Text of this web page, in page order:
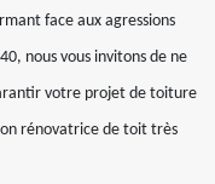
face aux agressions
nous vous invitons de ne
votre projet de toiture
rénovatrice de toit très